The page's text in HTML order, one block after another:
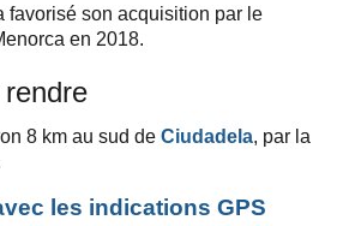
favorisé son acquisition par le
en 2018.
rendre
8 km au sud de Ciudadela, par la
les indications GPS